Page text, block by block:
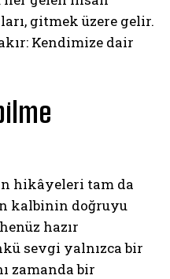
gitmek üzere gelir.
Kendimize dair
hikâyeleri tam da
kalbinin doğruyu
hazır
sevgi yalnızca bir
zamanda bir